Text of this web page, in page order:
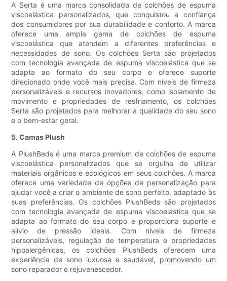
A Serta é uma marca consolidada de colchões de espuma
viscoelástica personalizados, que conquistou a confiança
dos consumidores por sua durabilidade e conforto. A marca
oferece uma ampla gama de colchões de espuma
viscoelástica que atendem a diferentes preferências e
necessidades de sono. Os colchões Serta são projetados
com tecnologia avançada de espuma viscoelástica que se
adapta ao formato do seu corpo e oferece suporte
direcionado onde você mais precisa. Com níveis de firmeza
personalizáveis ​​e recursos inovadores, como isolamento de
movimento e propriedades de resfriamento, os colchões
Serta são projetados para melhorar a qualidade do seu sono
e o bem-estar geral.
5. Camas Plush
A PlushBeds é uma marca premium de colchões de espuma
viscoelástica personalizados que se orgulha de utilizar
materiais orgânicos e ecológicos em seus colchões. A marca
oferece uma variedade de opções de personalização para
ajudar você a criar o ambiente de sono perfeito, adaptado às
suas preferências. Os colchões PlushBeds são projetados
com tecnologia avançada de espuma viscoelástica que se
adapta ao formato do seu corpo e proporciona suporte e
alívio de pressão ideais. Com níveis de firmeza
personalizáveis, regulação de temperatura e propriedades
hipoalergênicas, os colchões PlushBeds oferecem uma
experiência de sono luxuosa e saudável, promovendo um
sono reparador e rejuvenescedor.